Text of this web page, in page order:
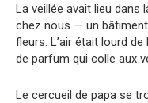
La veillée avait lieu dans
chez nous — un
fleurs. L’air était lourd
de parfum qui colle aux
Le cercueil de papa se